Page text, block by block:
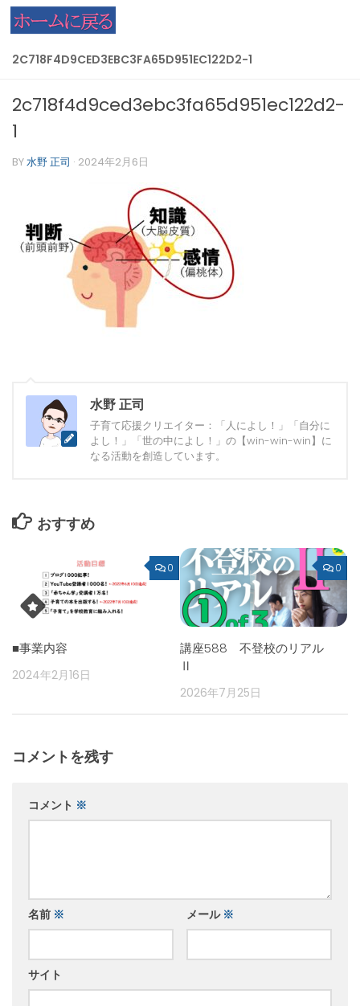
コンテンツへスキップ
2C718F4D9CED3EBC3FA65D951EC122D2-1
2c718f4d9ced3ebc3fa65d951ec122d2-
1
BY水野 正司 · 2024年2月6日
水野 正司
子育て応援クリエイター：「人によし！」「自分に
よし！」「世の中によし！」の【win-win-win】に
なる活動を創造しています。
おすすめ
0
■事業内容
2024年2月16日
0
講座588 不登校のリアル
Ⅱ
2026年7月25日
コメントを残す
コメント ※
名前 ※ メール ※
サイト